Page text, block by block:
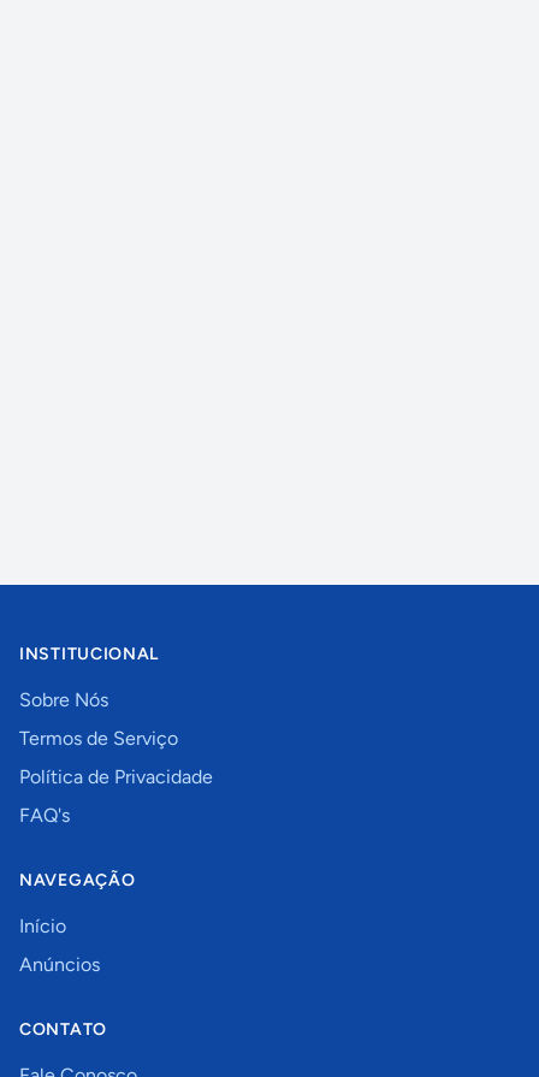
INSTITUCIONAL
Sobre Nós
Termos de Serviço
Política de Privacidade
FAQ's
NAVEGAÇÃO
Início
Anúncios
CONTATO